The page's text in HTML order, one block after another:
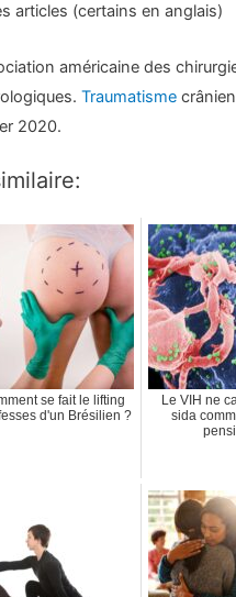
articles (certains en anglais)
américaine des
Traumatisme
2020.
se fait le lifting
d'un Brésilien ?
Le VIH ne
sida